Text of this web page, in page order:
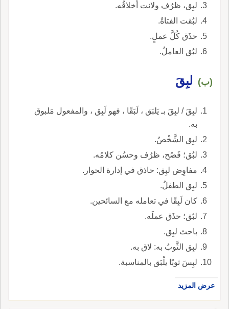
لبِق، ظرُف ولانت أخلاقُه.
لبُقت الفتاةُ.
حذَق كُلَّ عملٍ.
لبُق العاملُ.
(ب) لبِقَ
لبِقَ / لبِقَ بـ يَلبَق ، لَبَقًا ، فهو لَبِق ، والمفعول مَلبوق
به.
لبِق الشَّخْصُ.
لبُق؛ فَصُح، ظرُف وحسُن كلامُه.
مفاوِض لبِق: حاذق في إدارة الحوار.
لبِق الطفلُ.
كان لَبِقًا في تعامله مع السائحين.
لبُق؛ حذَق عملَه.
باحث لبِق.
لبِق الثَّوبُ به: لاق به.
لبِسَ ثوبًا يلْبَق بالمناسبة.
عرض المزيد